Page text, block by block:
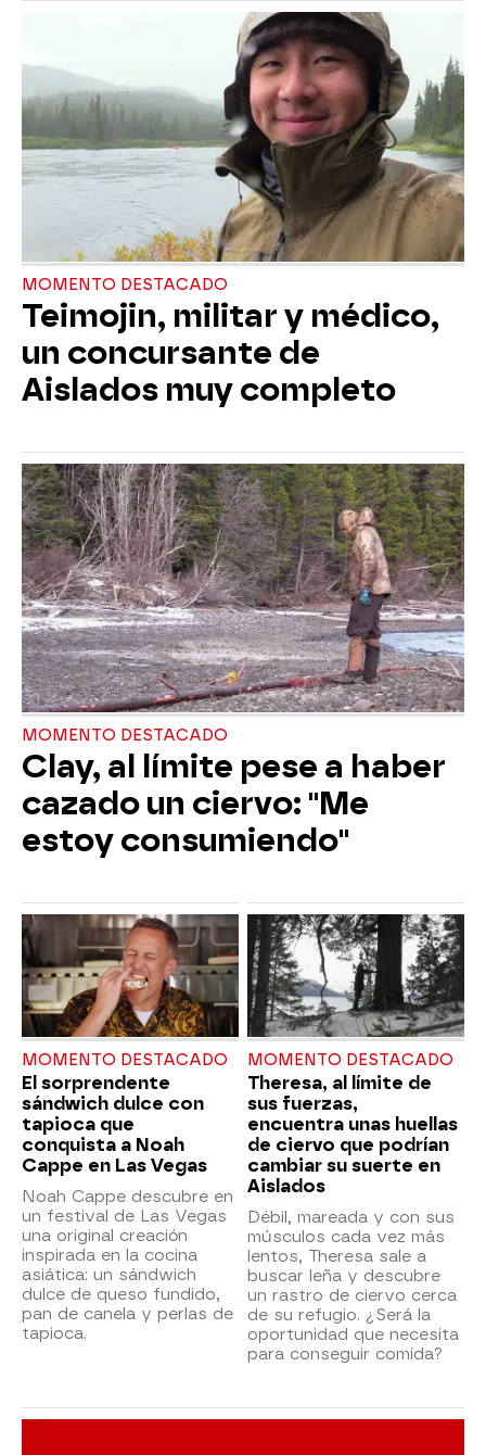
MOMENTO DESTACADO
Teimojin, militar y médico,
un concursante de
Aislados muy completo
MOMENTO DESTACADO
Clay, al límite pese a haber
cazado un ciervo: "Me
estoy consumiendo"
MOMENTO DESTACADO
El sorprendente
sándwich dulce con
tapioca que
conquista a Noah
Cappe en Las Vegas
Noah Cappe descubre en
un festival de Las Vegas
una original creación
inspirada en la cocina
asiática: un sándwich
dulce de queso fundido,
pan de canela y perlas de
tapioca.
MOMENTO DESTACADO
Theresa, al límite de
sus fuerzas,
encuentra unas huellas
de ciervo que podrían
cambiar su suerte en
Aislados
Débil, mareada y con sus
músculos cada vez más
lentos, Theresa sale a
buscar leña y descubre
un rastro de ciervo cerca
de su refugio. ¿Será la
oportunidad que necesita
para conseguir comida?